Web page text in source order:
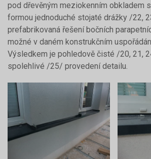
pod dřevěným meziokenním obkladem
formou jednoduché stojaté drážky /22,
prefabrikovaná řešení bočních
možné v daném konstrukčním
Výsledkem je pohledově čisté /20, 21,
spolehlivé /25/ provedení detailu.